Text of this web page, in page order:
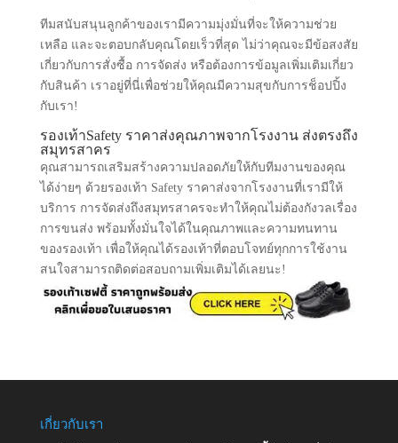
ทีมสนับสนุนลูกค้าของเรามีความมุ่งมั่นที่จะให้ความช่วย
เหลือ และจะตอบกลับคุณโดยเร็วที่สุด ไม่ว่าคุณจะมีข้อสงสัย
เกี่ยวกับการสั่งซื้อ การจัดส่ง หรือต้องการข้อมูลเพิ่มเติมเกี่ยว
กับสินค้า เราอยู่ที่นี่เพื่อช่วยให้คุณมีความสุขกับการช็อปปิ้ง
กับเรา!
รองเท้าSafety ราคาส่งคุณภาพจากโรงงาน ส่งตรงถึง
สมุทรสาคร
คุณสามารถเสริมสร้างความปลอดภัยให้กับทีมงานของคุณ
ได้ง่ายๆ ด้วยรองเท้า Safety ราคาส่งจากโรงงานที่เรามีให้
บริการ การจัดส่งถึงสมุทรสาครจะทำให้คุณไม่ต้องกังวลเรื่อง
การขนส่ง พร้อมทั้งมั่นใจได้ในคุณภาพและความทนทาน
ของรองเท้า เพื่อให้คุณได้รองเท้าที่ตอบโจทย์ทุกการใช้งาน
สนใจสามารถติดต่อสอบถามเพิ่มเติมได้เลยนะ!
เกี่ยวกับเรา